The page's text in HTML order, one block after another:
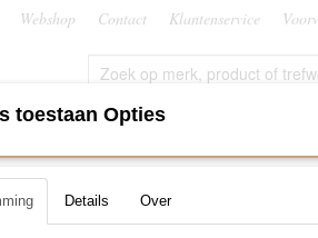
Webshop Contact Klantenservice
RTS >Somfy Altus RTS 9/16 LS40 met
toestaan Opties
Details Over